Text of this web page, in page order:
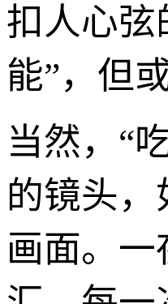
扣人心弦
能”，但
当然，“
的镜头
画面。